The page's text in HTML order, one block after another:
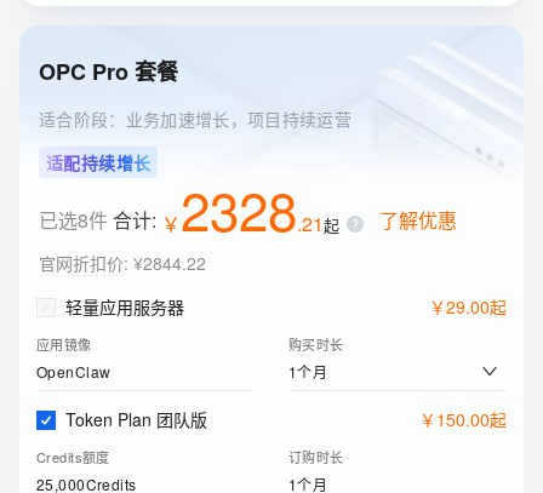
2核4G
关系型数据库RDS(包月)
实例规格
1个月
免费版
OPC Pro 套餐
适合阶段：业务加速增长，项目持续运营
适配持续增长
已选8件合计: ￥2328.21起 了解优惠
官网折扣价: ¥2844.22
轻量应用服务器
￥29.00起
应用镜像
OpenClaw
购买时长
1个月
Token Plan 团队版 ￥ 150.00起
Credits额度
25,000Credits
订购时长
1个月